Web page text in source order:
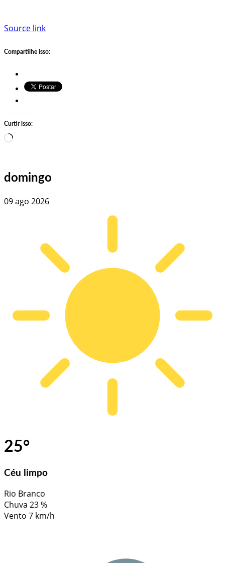
Source link
Compartilhe isso:
Curtir isso:
Carregando…
domingo
09 ago 2026
25°
Céu limpo
Rio Branco
Chuva 23 %
Vento 7 km/h